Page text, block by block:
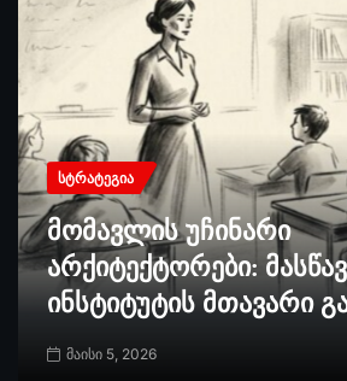
ᲡᲢᲠᲐᲢᲔᲒᲘᲐ
მომავლის უჩინარი
არქიტექტორები:
ინსტიტუტის მთავარი
მაისი 5, 2026